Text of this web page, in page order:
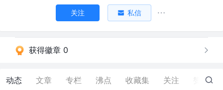
关注 私信
获得徽章 0
动态 文章 专栏 沸点 收藏集 关注 5